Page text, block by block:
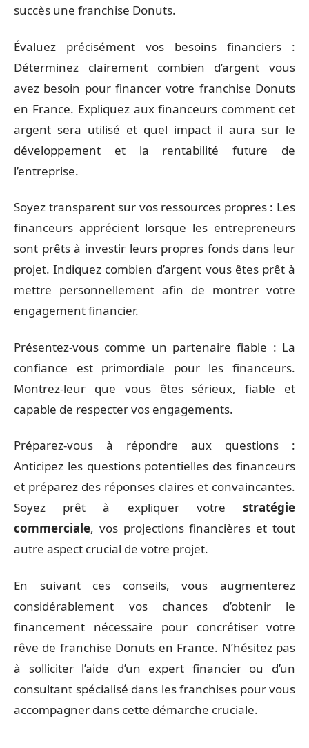
succès une franchise Donuts.
Évaluez précisément vos besoins financiers :
Déterminez clairement combien d’argent vous
avez besoin pour financer votre franchise Donuts
en France. Expliquez aux financeurs comment cet
argent sera utilisé et quel impact il aura sur le
développement et la rentabilité future de
l’entreprise.
Soyez transparent sur vos ressources propres : Les
financeurs apprécient lorsque les entrepreneurs
sont prêts à investir leurs propres fonds dans leur
projet. Indiquez combien d’argent vous êtes prêt à
mettre personnellement afin de montrer votre
engagement financier.
Présentez-vous comme un partenaire fiable : La
confiance est primordiale pour les financeurs.
Montrez-leur que vous êtes sérieux, fiable et
capable de respecter vos engagements.
Préparez-vous à répondre aux questions :
Anticipez les questions potentielles des financeurs
et préparez des réponses claires et convaincantes.
Soyez prêt à expliquer votre stratégie
commerciale, vos projections financières et tout
autre aspect crucial de votre projet.
En suivant ces conseils, vous augmenterez
considérablement vos chances d’obtenir le
financement nécessaire pour concrétiser votre
rêve de franchise Donuts en France. N’hésitez pas
à solliciter l’aide d’un expert financier ou d’un
consultant spécialisé dans les franchises pour vous
accompagner dans cette démarche cruciale.